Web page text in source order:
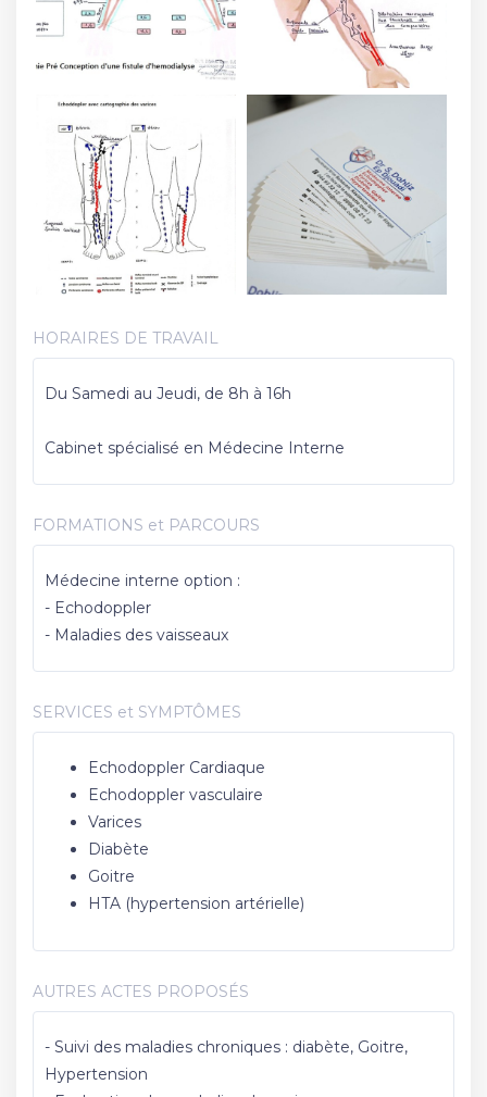
HORAIRES DE TRAVAIL
Du Samedi au Jeudi, de 8h à 16h
Cabinet spécialisé en Médecine Interne
FORMATIONS et PARCOURS
Médecine interne option :
- Echodoppler
- Maladies des vaisseaux
SERVICES et SYMPTÔMES
Echodoppler Cardiaque
Echodoppler vasculaire
Varices
Diabète
Goitre
HTA (hypertension artérielle)
AUTRES ACTES PROPOSÉS
- Suivi des maladies chroniques : diabète, Goitre,
Hypertension